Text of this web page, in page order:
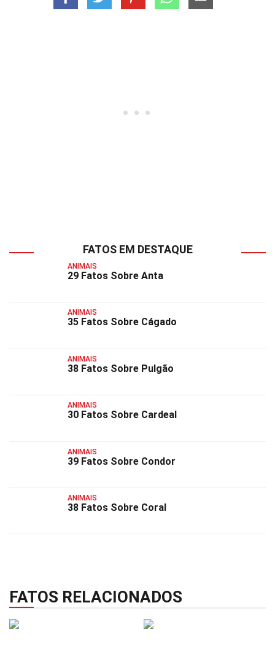
FATOS EM DESTAQUE
ANIMAIS
29 Fatos Sobre Anta
ANIMAIS
35 Fatos Sobre Cágado
ANIMAIS
38 Fatos Sobre Pulgão
ANIMAIS
30 Fatos Sobre Cardeal
ANIMAIS
39 Fatos Sobre Condor
ANIMAIS
38 Fatos Sobre Coral
FATOS RELACIONADOS